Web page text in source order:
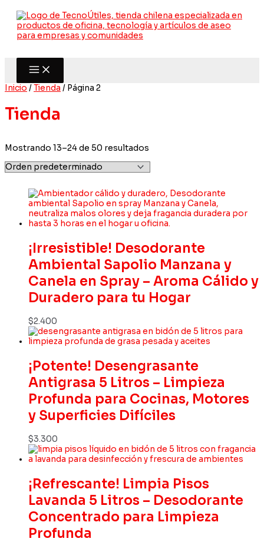
contenido
Inicio /Tienda / Página 2
Tienda
Mostrando 13–24 de 50 resultados
¡Irresistible! Desodorante
Ambiental Sapolio Manzana y
Canela en Spray – Aroma Cálido y
Duradero para tu Hogar
$2.400
¡Potente! Desengrasante
Antigrasa 5 Litros – Limpieza
Profunda para Cocinas, Motores
y Superficies Difíciles
$3.300
¡Refrescante! Limpia Pisos
Lavanda 5 Litros – Desodorante
Concentrado para Limpieza
Profunda